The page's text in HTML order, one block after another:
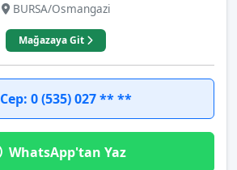
BURSA/Osmangazi
Mağazaya Git
Cep: 0 (535) 027 ** **
WhatsApp'tan Yaz